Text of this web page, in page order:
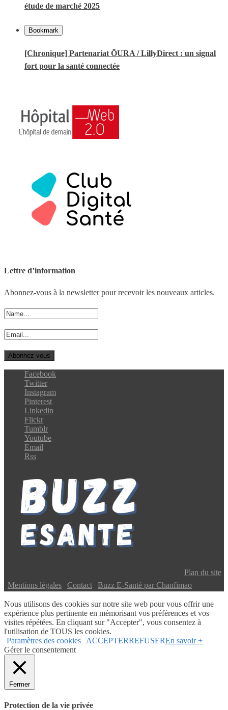
étude de marché 2025
Bookmark
[Chronique] Partenariat ŌURA / LillyDirect : un signal
fort pour la santé connectée
Lettre d’information
Abonnez-vous à la newsletter pour recevoir les nouveaux articles.
Facebook
Twitter
Instagram
Pinterest
Linkedin
Flickr
Tumblr
Youtube
Email
Rss
Plan du site
Mentions légales Contact Buzz E-Santé par Chanfimao
Nous utilisons des cookies sur notre site web pour vous offrir une
expérience plus pertinente en mémorisant vos préférences et vos
visites répétées. En cliquant sur "Accepter", vous consentez à
l'utilisation de TOUS les cookies.
Paramètres des cookies ACCEPTERREFUSEREn savoir +
Gérer le consentement
Fermer
Protection de la vie privée